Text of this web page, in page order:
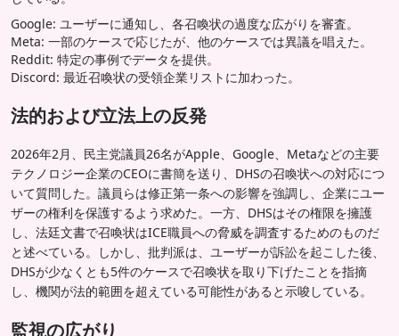
Google: ユーザーに通知し、各召喚状の過度な広がりを審査。
Meta: 一部のケースで応じたが、他のケースでは異議を唱えた。
Reddit: 特定の事例でデータを提供。
Discord: 最近召喚状の受領企業リストに加わった。
法的および立法上の反発
2026年2月、民主党議員26名がApple、Google、Metaなどの主要
テクノロジー企業のCEOに書簡を送り、DHSの召喚状への対応につ
いて質問した。議員らは修正第一条への影響を強調し、企業にユー
ザーの権利を保護するよう求めた。一方、DHSはその権限を擁護
し、法廷文書で召喚状はICE職員への脅威を調査するためのものだ
と述べている。しかし、批判派は、ユーザーが訴訟を起こした後、
DHSが少なくとも5件のケースで召喚状を取り下げたことを指摘
し、機関が法的範囲を超えている可能性があると示唆している。
監視の広がり